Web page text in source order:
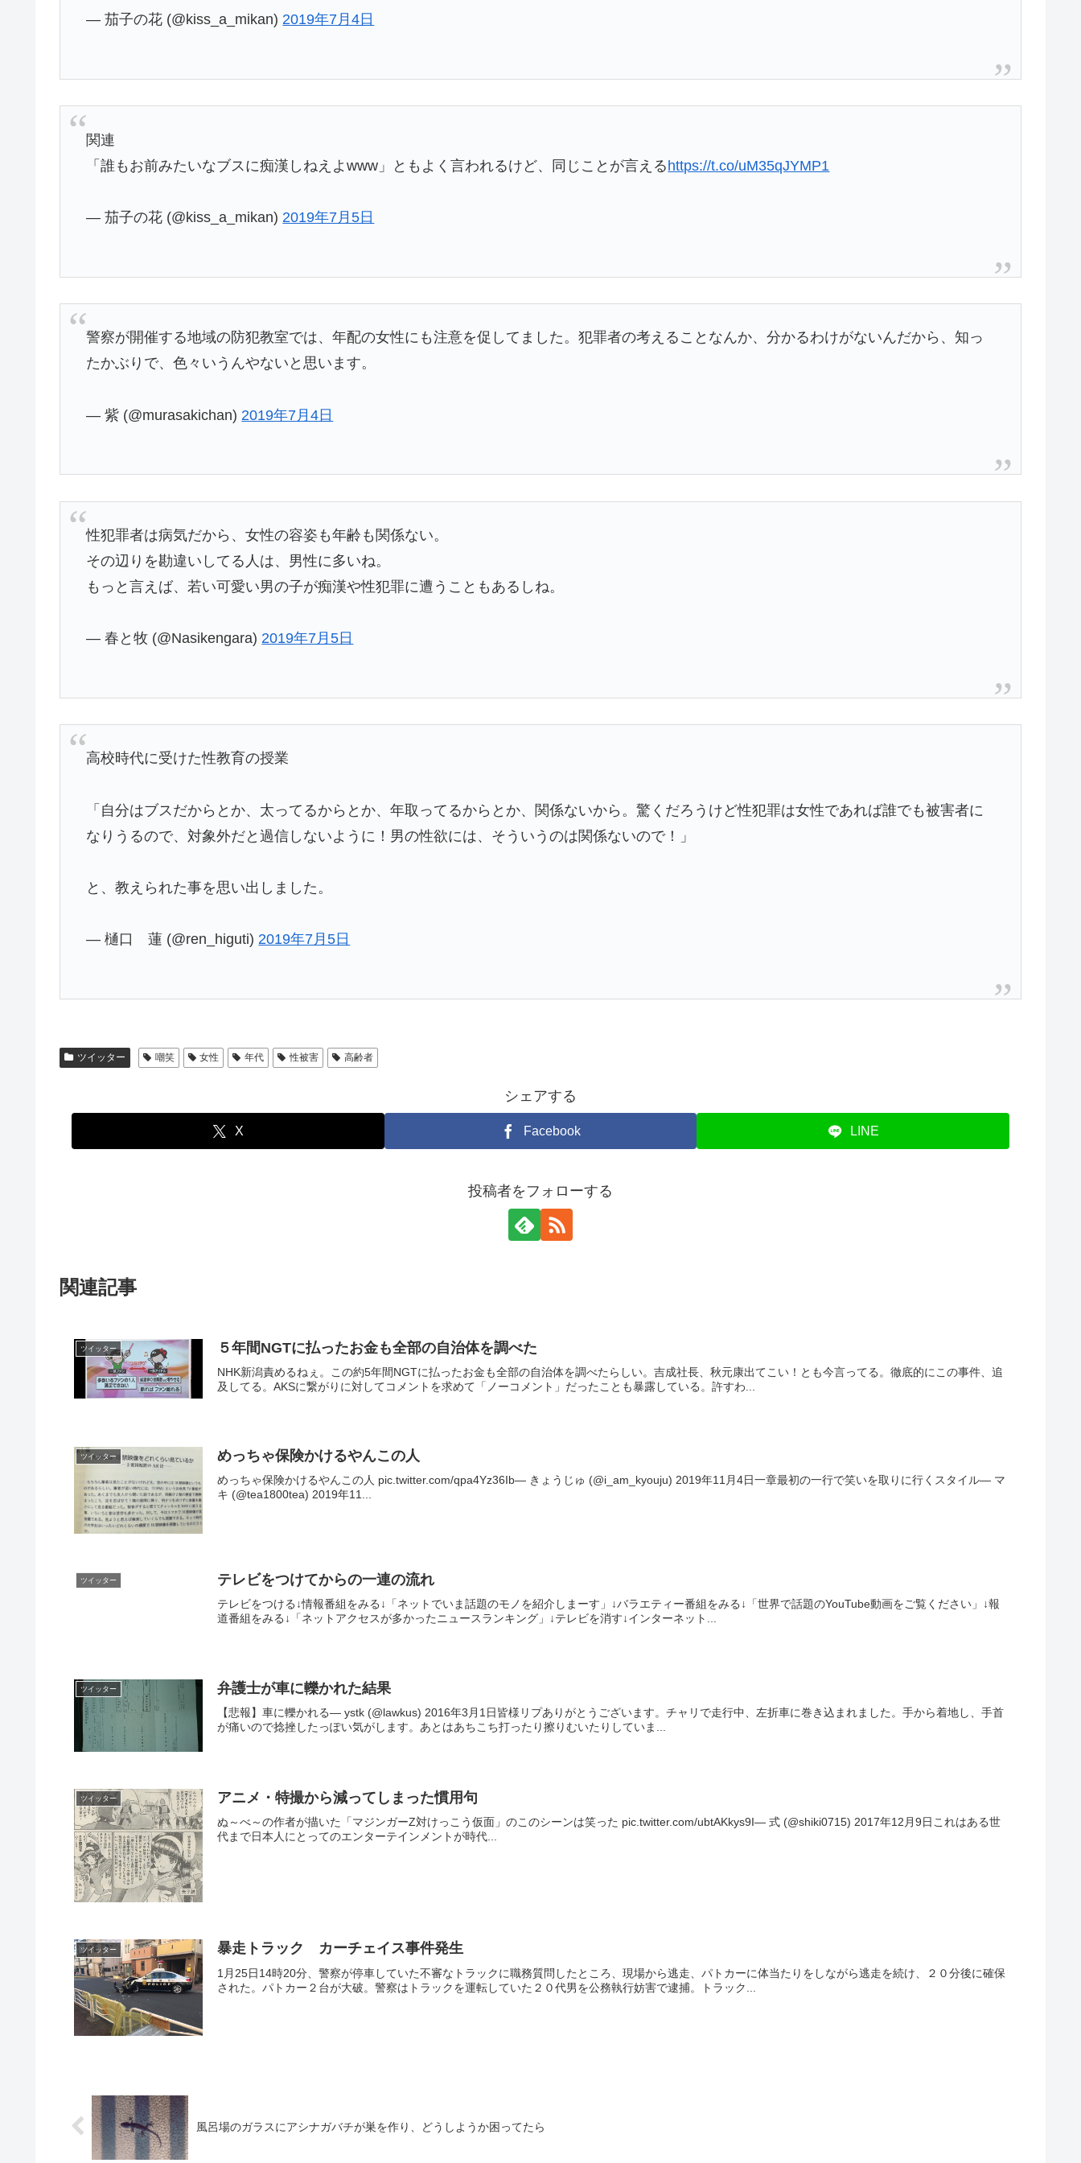
— 茄子の花 (@kiss_a_mikan) 2019年7月4日
関連
「誰もお前みたいなブスに痴漢しねえよwww」ともよく言われるけど、同じことが言えるhttps://t.co/uM35qJYMP1
— 茄子の花 (@kiss_a_mikan) 2019年7月5日
警察が開催する地域の防犯教室では、年配の女性にも注意を促してました。犯罪者の考えることなんか、分かるわけがないんだから、知っ
たかぶりで、色々いうんやないと思います。
— 紫 (@murasakichan) 2019年7月4日
性犯罪者は病気だから、女性の容姿も年齢も関係ない。
その辺りを勘違いしてる人は、男性に多いね。
もっと言えば、若い可愛い男の子が痴漢や性犯罪に遭うこともあるしね。
— 春と牧 (@Nasikengara) 2019年7月5日
高校時代に受けた性教育の授業
「自分はブスだからとか、太ってるからとか、年取ってるからとか、関係ないから。驚くだろうけど性犯罪は女性であれば誰でも被害者に
なりうるので、対象外だと過信しないように！男の性欲には、そういうのは関係ないので！」
と、教えられた事を思い出しました。
— 樋口 蓮 (@ren_higuti) 2019年7月5日
ツイッター 嘲笑 女性 年代 性被害 高齢者
シェアする
X Facebook LINE
投稿者をフォローする
関連記事
ツイッター ５年間NGTに払ったお金も全部の自治体を調べた
NHK新潟責めるねぇ。この約5年間NGTに払ったお金も全部の自治体を調べたらしい。吉成社長、秋元康出てこい！とも今言ってる。徹底的にこの事件、追
及してる。AKSに繋がりに対してコメントを求めて「ノーコメント」だったことも暴露している。許すわ...
ツイッター めっちゃ保険かけるやんこの人
めっちゃ保険かけるやんこの人 pic.twitter.com/qpa4Yz36Ib— きょうじゅ (@i_am_kyouju) 2019年11月4日一章最初の一行で笑いを取りに行くスタイル— マ
キ (@tea1800tea) 2019年11...
ツイッター テレビをつけてからの一連の流れ
テレビをつける↓情報番組をみる↓「ネットでいま話題のモノを紹介しまーす」↓バラエティー番組をみる↓「世界で話題のYouTube動画をご覧ください」↓報
道番組をみる↓「ネットアクセスが多かったニュースランキング」↓テレビを消す↓インターネット...
ツイッター 弁護士が車に轢かれた結果
【悲報】車に轢かれる— ystk (@lawkus) 2016年3月1日皆様リプありがとうございます。チャリで走行中、左折車に巻き込まれました。手から着地し、手首
が痛いので捻挫したっぽい気がします。あとはあちこち打ったり擦りむいたりしていま...
ツイッター アニメ・特撮から減ってしまった慣用句
ぬ～べ～の作者が描いた「マジンガーZ対けっこう仮面」のこのシーンは笑った pic.twitter.com/ubtAKkys9I— 式 (@shiki0715) 2017年12月9日これはある世
代まで日本人にとってのエンターテインメントが時代...
ツイッター 暴走トラック カーチェイス事件発生
1月25日14時20分、警察が停車していた不審なトラックに職務質問したところ、現場から逃走、パトカーに体当たりをしながら逃走を続け、２０分後に確保
された。パトカー２台が大破。警察はトラックを運転していた２０代男を公務執行妨害で逮捕。トラック...
風呂場のガラスにアシナガバチが巣を作り、どうしようか困ってたら